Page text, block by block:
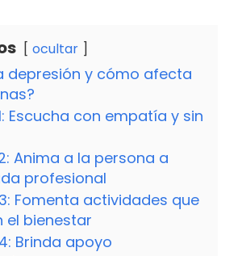
ocultar
depresión y cómo afecta
Escucha con empatía y sin
Anima a la persona a
profesional
Fomenta actividades que
el bienestar
Brinda apoyo